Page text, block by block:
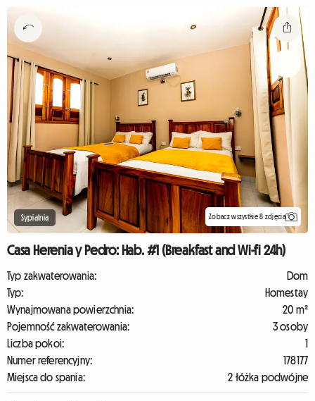
Sypialnia Zobacz wszystkie 8 zdjęcia
Casa Herenia y Pedro: Hab. #1 (Breakfast and Wi-fi 24h)
Typ zakwaterowania:
Dom
Typ:
Homestay
Wynajmowana powierzchnia:
20 m²
Pojemność zakwaterowania:
3 osoby
Liczba pokoi:
1
Numer referencyjny:
178177
Miejsca do spania:
2 łóżka podwójne